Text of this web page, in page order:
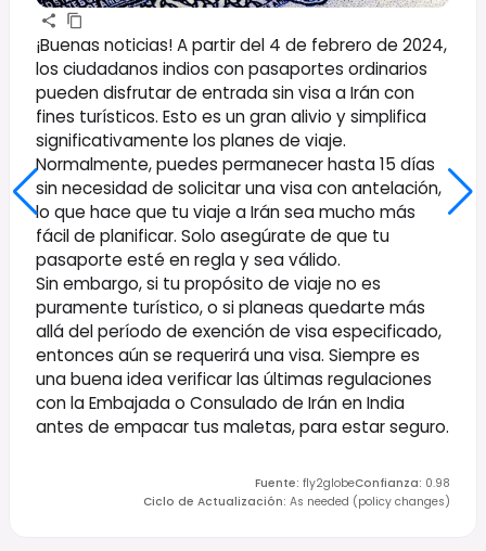
¡Buenas noticias! A partir del 4 de febrero de 2024,
los ciudadanos indios con pasaportes ordinarios
pueden disfrutar de entrada sin visa a Irán con
fines turísticos. Esto es un gran alivio y simplifica
significativamente los planes de viaje.
Normalmente, puedes permanecer hasta 15 días
sin necesidad de solicitar una visa con antelación,
lo que hace que tu viaje a Irán sea mucho más
fácil de planificar. Solo asegúrate de que tu
pasaporte esté en regla y sea válido.
Sin embargo, si tu propósito de viaje no es
puramente turístico, o si planeas quedarte más
allá del período de exención de visa especificado,
entonces aún se requerirá una visa. Siempre es
una buena idea verificar las últimas regulaciones
con la Embajada o Consulado de Irán en India
antes de empacar tus maletas, para estar seguro.
Fuente: fly2globeConfianza: 0.98
Ciclo de Actualización: As needed (policy changes)